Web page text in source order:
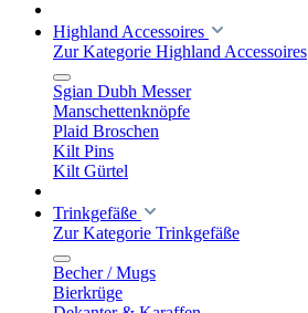
Highland Accessoires
Zur Kategorie Highland Accessoires
Sgian Dubh Messer
Manschettenknöpfe
Plaid Broschen
Kilt Pins
Kilt Gürtel
Trinkgefäße
Zur Kategorie Trinkgefäße
Becher / Mugs
Bierkrüge